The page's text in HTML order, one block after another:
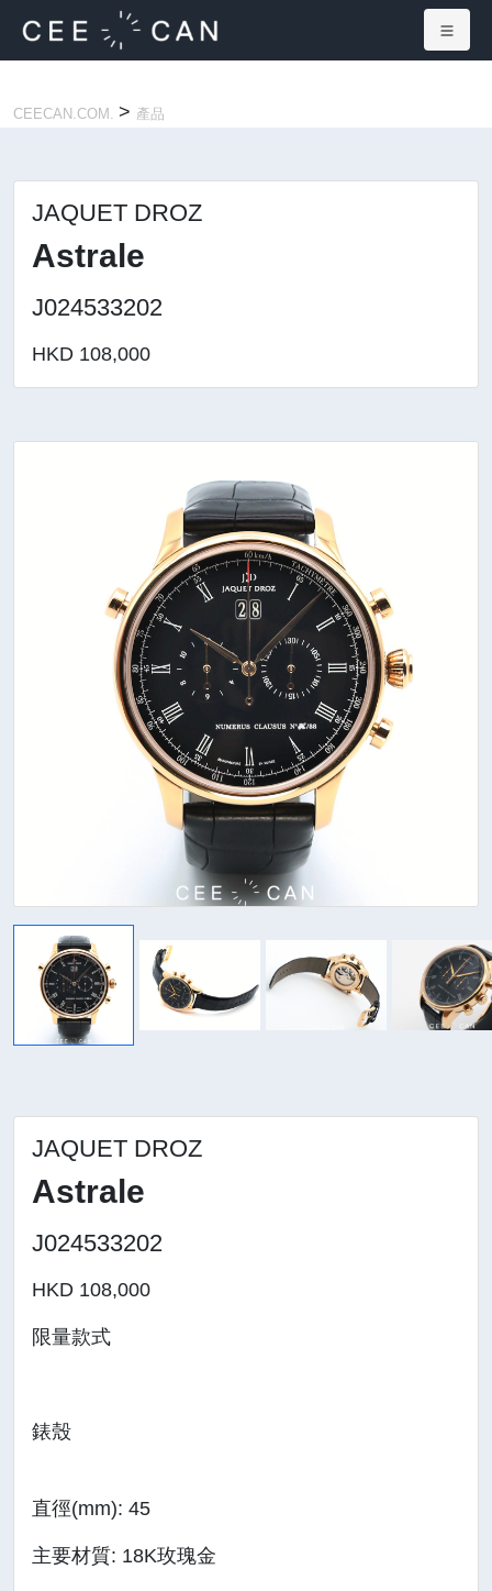
CEECAN.COM. > 產品
JAQUET DROZ
Astrale
J024533202
HKD 108,000
JAQUET DROZ
Astrale
J024533202
HKD 108,000
限量款式
錶殼
直徑(mm): 45
主要材質: 18K玫瑰金
×